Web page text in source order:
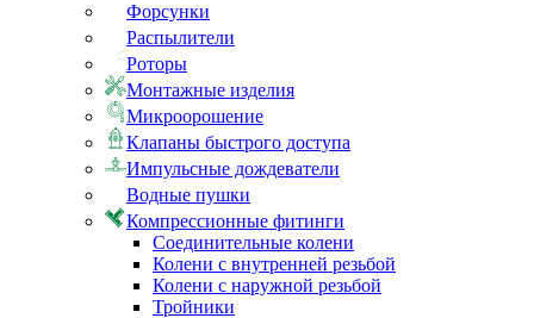
Форсунки
Распылители
Роторы
Монтажные изделия
Микроорошение
Клапаны быстрого доступа
Импульсные дождеватели
Водные пушки
Компрессионные фитинги
Соединительные колени
Колени с внутренней резьбой
Колени с наружной резьбой
Тройники